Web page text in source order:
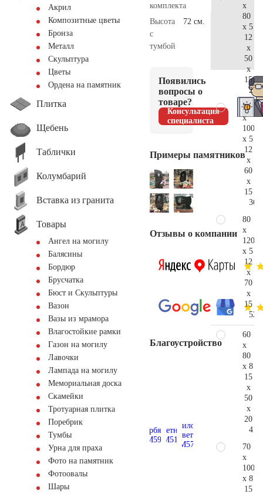
Акрил
Композитные цветы
Бронза
Металл
Скульптура
Цветы
Ордена на памятник
Плитка
Щебень
Таблички
Колумбарий
Вставка из гранита
Товары
Ангел на могилу
Балясины
Бордюр
Брусчатка
Бюст и Скульптуры
Вазон
Вазы из мрамора
Влагостойкие рамки
Газон на могилу
Лавочки
Лампада на могилу
Мемориальная доска
Скамейки
Тротуарная плитка
Поребрик
Тумбы
Урна для праха
Фото на памятник
Фотоовалы
Шары
комплекта
Высота
с
тумбой
72 см.
Появились
вопросы о
товаре?
Консультация
специалиста
Примеры памятников
Отзывы о компании
Благоустройство
x
80
x 5
12
x
50
x
15
70
x
100
x 5
12
x
60
x
15
80
x
120
x 5
12
x
70
x
15
60
x
80
x 8
15
x
50
x
20
70
x
100
x 8
15